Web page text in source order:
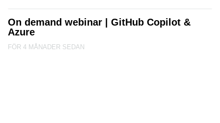
On demand webinar | GitHub Copilot &
Azure
FÖR 4 MÅNADER SEDAN